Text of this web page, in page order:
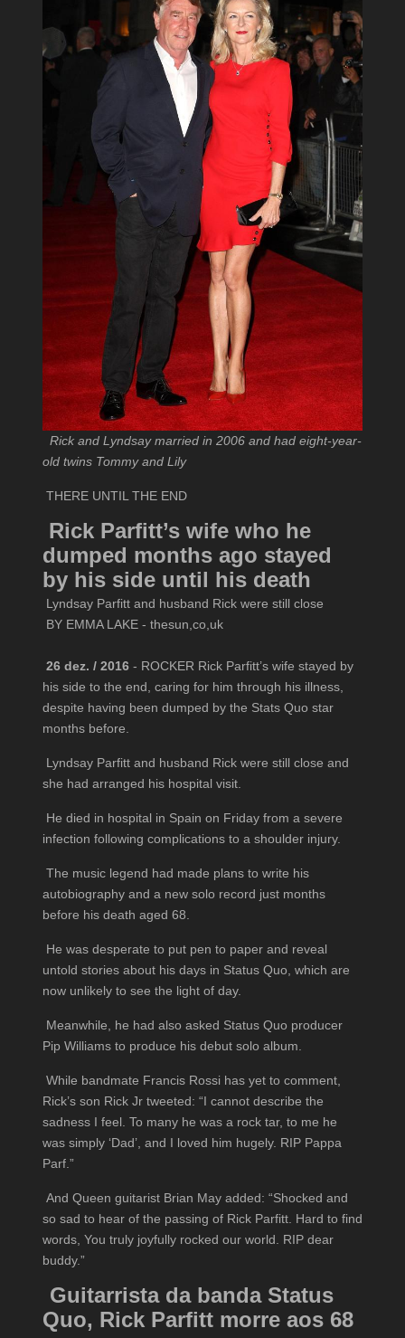
Rick and Lyndsay married in 2006 and had eight-year-
old twins Tommy and Lily
THERE UNTIL THE END
Rick Parfitt’s wife who he
dumped months ago stayed
by his side until his death
Lyndsay Parfitt and husband Rick were still close
BY EMMA LAKE - thesun,co,uk
26 dez. / 2016- ROCKER Rick Parfitt’s wife stayed by
his side to the end, caring for him through his illness,
despite having been dumped by the Stats Quo star
months before.
Lyndsay Parfitt and husband Rick were still close and
she had arranged his hospital visit.
He died in hospital in Spain on Friday from a severe
infection following complications to a shoulder injury.
The music legend had made plans to write his
autobiography and a new solo record just months
before his death aged 68.
He was desperate to put pen to paper and reveal
untold stories about his days in Status Quo, which are
now unlikely to see the light of day.
Meanwhile, he had also asked Status Quo ­producer
Pip Williams to produce his debut solo album.
While bandmate Francis Rossi has yet to comment,
Rick’s son Rick Jr tweeted: “I cannot describe the
sadness I feel. To many he was a rock tar, to me he
was simply ‘Dad’, and I loved him hugely. RIP Pappa
Parf.”
And Queen guitarist Brian May added: “Shocked and
so sad to hear of the passing of Rick Parfitt. Hard to find
words, You truly joyfully rocked our world. RIP dear
buddy.”
Guitarrista da banda Status
Quo, Rick Parfitt morre aos 68